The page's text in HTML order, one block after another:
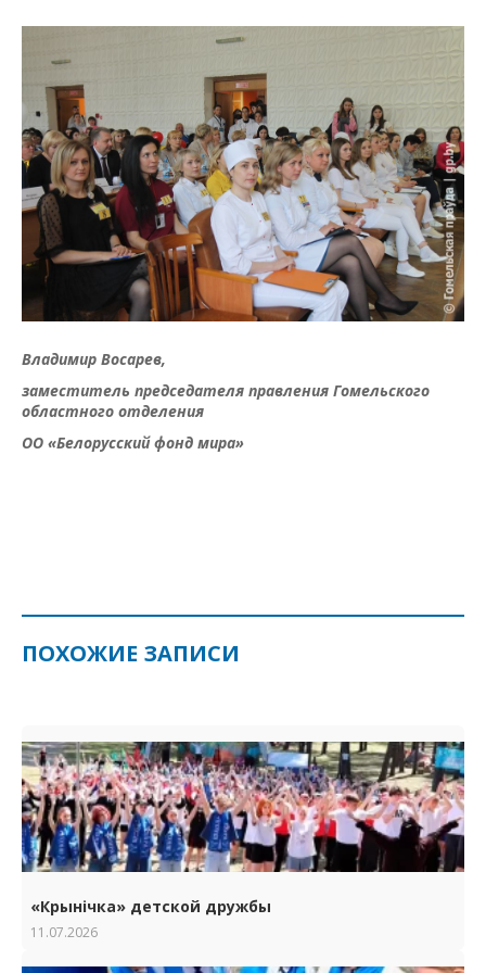
Владимир Восарев,
заместитель председателя правления Гомельского
областного отделения
ОО «Белорусский фонд мира»
ПОХОЖИЕ ЗАПИСИ
«Крынічка» детской дружбы
11.07.2026